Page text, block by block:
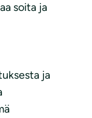
soita ja
ja